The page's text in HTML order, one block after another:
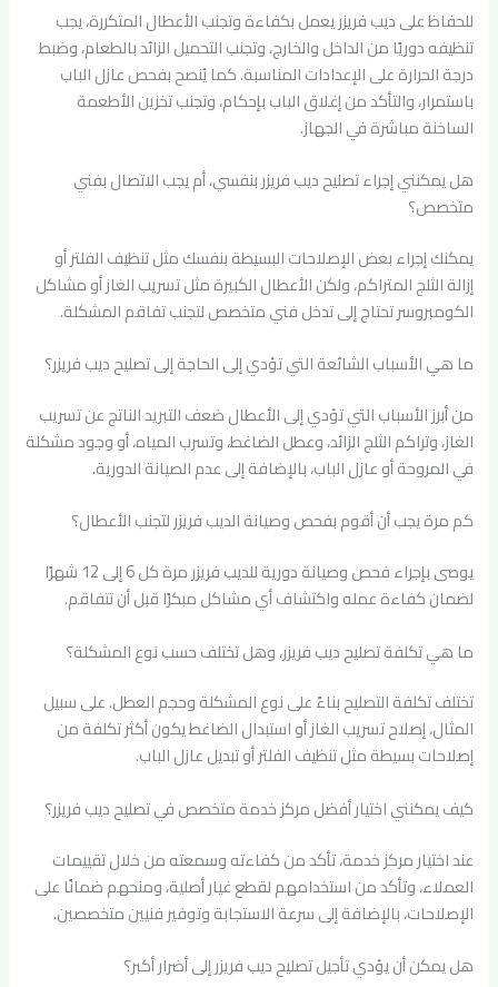
للحفاظ على ديب فريزر يعمل بكفاءة وتجنب الأعطال المتكررة، يجب
تنظيفه دوريًا من الداخل والخارج، وتجنب التحميل الزائد بالطعام، وضبط
درجة الحرارة على الإعدادات المناسبة. كما يُنصح بفحص عازل الباب
باستمرار، والتأكد من إغلاق الباب بإحكام، وتجنب تخزين الأطعمة
الساخنة مباشرة في الجهاز.
هل يمكنني إجراء تصليح ديب فريزر بنفسي، أم يجب الاتصال بفني
متخصص؟
يمكنك إجراء بعض الإصلاحات البسيطة بنفسك مثل تنظيف الفلتر أو
إزالة الثلج المتراكم، ولكن الأعطال الكبيرة مثل تسريب الغاز أو مشاكل
الكومبروسر تحتاج إلى تدخل فني متخصص لتجنب تفاقم المشكلة.
ما هي الأسباب الشائعة التي تؤدي إلى الحاجة إلى تصليح ديب فريزر؟
من أبرز الأسباب التي تؤدي إلى الأعطال ضعف التبريد الناتج عن تسريب
الغاز، وتراكم الثلج الزائد، وعطل الضاغط، وتسرب المياه، أو وجود مشكلة
في المروحة أو عازل الباب، بالإضافة إلى عدم الصيانة الدورية.
كم مرة يجب أن أقوم بفحص وصيانة الديب فريزر لتجنب الأعطال؟
يوصى بإجراء فحص وصيانة دورية للديب فريزر مرة كل 6 إلى 12 شهرًا
لضمان كفاءة عمله واكتشاف أي مشاكل مبكرًا قبل أن تتفاقم.
ما هي تكلفة تصليح ديب فريزر، وهل تختلف حسب نوع المشكلة؟
تختلف تكلفة التصليح بناءً على نوع المشكلة وحجم العطل. على سبيل
المثال، إصلاح تسريب الغاز أو استبدال الضاغط يكون أكثر تكلفة من
إصلاحات بسيطة مثل تنظيف الفلتر أو تبديل عازل الباب.
كيف يمكنني اختيار أفضل مركز خدمة متخصص في تصليح ديب فريزر؟
عند اختيار مركز خدمة، تأكد من كفاءته وسمعته من خلال تقييمات
العملاء، وتأكد من استخدامهم لقطع غيار أصلية، ومنحهم ضمانًا على
الإصلاحات، بالإضافة إلى سرعة الاستجابة وتوفير فنيين متخصصين.
هل يمكن أن يؤدي تأجيل تصليح ديب فريزر إلى أضرار أكبر؟